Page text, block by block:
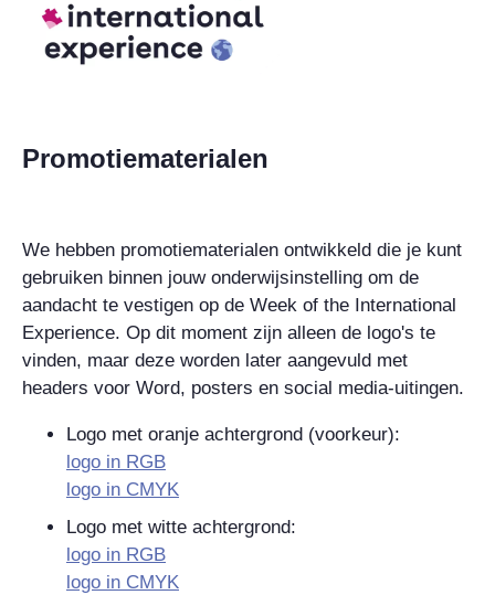
Promotiematerialen
We hebben promotiematerialen ontwikkeld die je kunt
gebruiken binnen jouw onderwijsinstelling om de
aandacht te vestigen op de Week of the International
Experience. Op dit moment zijn alleen de logo's te
vinden, maar deze worden later aangevuld met
headers voor Word, posters en social media-uitingen.
Logo met oranje achtergrond (voorkeur):
logo in RGB
logo in CMYK
Logo met witte achtergrond:
logo in RGB
logo in CMYK